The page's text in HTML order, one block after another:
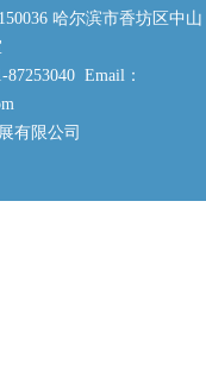
哈尔滨市香坊区中山
Email：
有限公司